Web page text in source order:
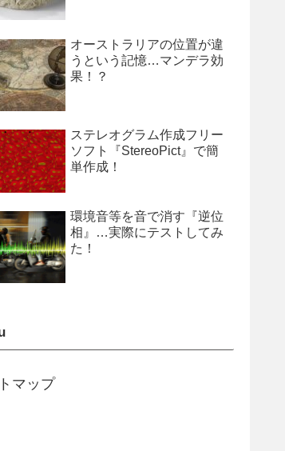
オーストラリアの位置が違
うという記憶…マンデラ効
果！？
ステレオグラム作成フリー
ソフト『StereoPict』で簡
単作成！
環境音等を音で消す『逆位
相』…実際にテストしてみ
た！
マップ